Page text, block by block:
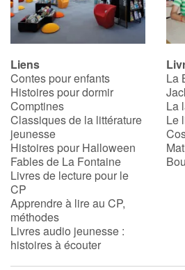
Liens
Contes pour enfants
Histoires pour dormir
Comptines
Classiques de la littérature
jeunesse
Histoires pour Halloween
Fables de La Fontaine
Livres de lecture pour le
CP
Apprendre à lire au CP,
méthodes
Livres audio jeunesse :
histoires à écouter
La
La
Le